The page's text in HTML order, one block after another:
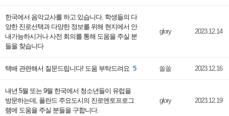
한국에서 음악교사를 하고 있습니다. 학생들의 다
양한 진로선택과 다양한 정보를 위해 현지에서 안
내가능하시거나 사전 회의를 통해 도움을 주실 분
들을 찾습니다
glory 2023.12.14
택배 관련해서 질문드립니다! 도움 부탁드려요 5 쏠쏠 2023.12.16
내년 5월 또는 9월 한국에서 청소년들이 유럽을
방문하는데, 폴란드 주요도시의 진로멘토프로그
램에 도움을 주실 분들을 구합니다.
glory 2023.12.19